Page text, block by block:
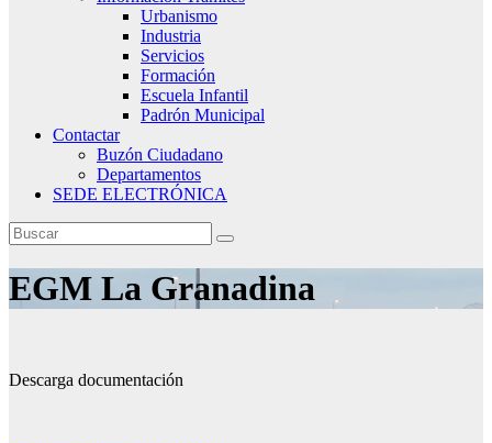
Urbanismo
Industria
Servicios
Formación
Escuela Infantil
Padrón Municipal
Contactar
Buzón Ciudadano
Departamentos
SEDE ELECTRÓNICA
EGM La Granadina
Descarga documentación